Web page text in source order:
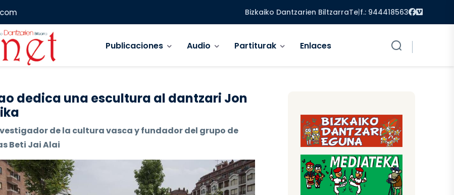
Bizkaiko Dantzarien BiltzarraTelf.: 944418563 Facebook
Vimeo
Publicaciones Audio Partiturak Enlaces
dedica una escultura al dantzari Jon
de la cultura vasca y fundador del grupo de
Beti Jai Alai